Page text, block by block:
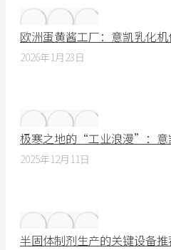
欧洲蛋黄酱工厂：意凯乳化
2026年1月23日
极寒之地的“工业浪漫”：意
2025年12月11日
半固体制剂生产的关键设备